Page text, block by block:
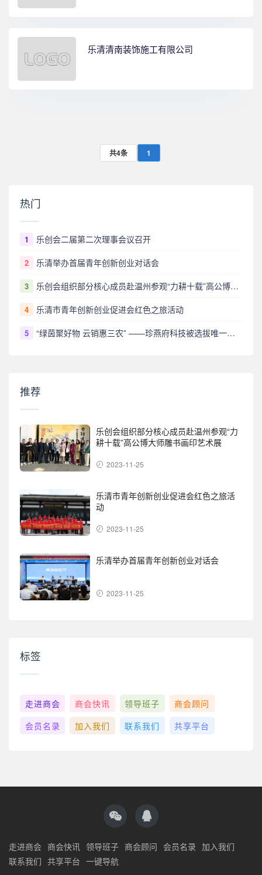
乐清清南装饰施工有限公司
共4条 1
热门
1 乐创会二届第二次理事会议召开
2 乐清举办首届青年创新创业对话会
3 乐创会组织部分核心成员赴温州参观“力耕十载”高公博大师雕书画印艺术展
4 乐清市青年创新创业促进会红色之旅活动
5 “绿茵聚好物 云销惠三农” ——珍燕府科技被选拔唯一代表参展省电商苏品苏货苏超供销专场
推荐
乐创会组织部分核心成员赴温州参观“力
耕十载”高公博大师雕书画印艺术展
2023-11-25
乐清市青年创新创业促进会红色之旅活
动
2023-11-25
乐清举办首届青年创新创业对话会
2023-11-25
标签
走进商会 商会快讯 领导班子
商会顾问
会员名录
加入我们 联系我们 共享平台
走进商会 商会快讯 领导班子 商会顾问 会员名录 加入我们
联系我们 共享平台 一键导航